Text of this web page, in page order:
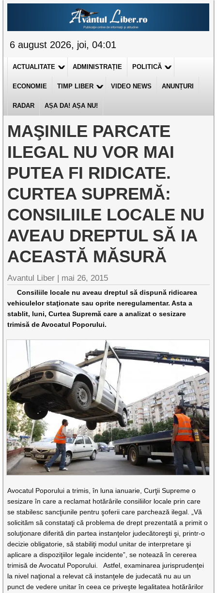
6 august 2026, joi, 04:01
ACTUALITATE ADMINISTRAȚIE POLITICĂ
ECONOMIE TIMP LIBER VIDEO NEWS ANUNȚURI
RADAR AȘA DA! AȘA NU!
MAŞINILE PARCATE
ILEGAL NU VOR MAI
PUTEA FI RIDICATE.
CURTEA SUPREMĂ:
CONSILIILE LOCALE NU
AVEAU DREPTUL SĂ IA
ACEASTĂ MĂSURĂ
Avantul Liber | mai 26, 2015
Consiliile locale nu aveau dreptul să dispună ridicarea
vehiculelor staţionate sau oprite neregulamentar. Asta a
stablit, luni, Curtea Supremă care a analizat o sesizare
trimisă de Avocatul Poporului.
Avocatul Poporului a trimis, în luna ianuarie, Curţii Supreme o
sesizare în care a reclamat hotărârile consiliilor locale prin care
se stabilesc sancţiunile pentru şoferii care parchează ilegal. „Vă
solicităm să constataţi că problema de drept prezentată a primit o
soluţionare diferită din partea instanţelor judecătoreşti şi, printr-o
decizie obligatorie, să stabiliţi modul unitar de interpretare şi
aplicare a dispoziţiilor legale incidente”, se notează în cererea
trimisă de Avocatul Poporului. Astfel, examinarea jurisprudenţei
la nivel naţional a relevat că instanţele de judecată nu au un
punct de vedere unitar în ceea ce priveşte legalitatea hotărârilor